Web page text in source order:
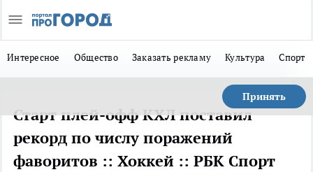
Интересное Общество Заказать рекламу Культура Спорт
Принять
Старт плей-офф КХЛ поставил
рекорд по числу поражений
фаворитов :: Хоккей :: РБК Спорт